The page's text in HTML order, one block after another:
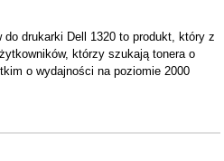
drukarki Dell 1320 to produkt, który z
którzy szukają tonera o
o wydajności na poziomie 2000